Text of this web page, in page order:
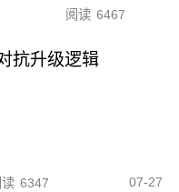
阅读 6467
抗升级逻辑
6347 07-27